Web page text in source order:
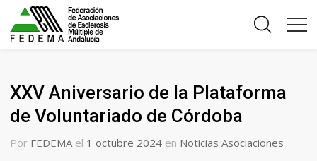
XXV Aniversario de la Plataforma
de Voluntariado de Córdoba
Por FEDEMA el 1 octubre 2024 en Noticias Asociaciones